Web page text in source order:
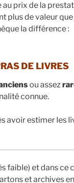
au prix de la
plus de valeur
la différence :
DE LIVRES
ou assez
connue.
avoir estimer les
faible) et dans ce
et archives